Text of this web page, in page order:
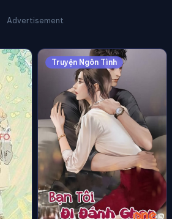
Advertisement
Truyện Ngôn Tình